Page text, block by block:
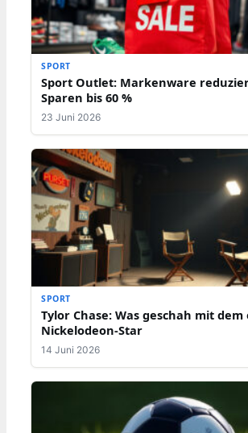
SPORT
Sport Outlet: Markenware
Sparen bis 60 %
23 Juni 2026
SPORT
Tylor Chase: Was geschah mit
Nickelodeon-Star
14 Juni 2026